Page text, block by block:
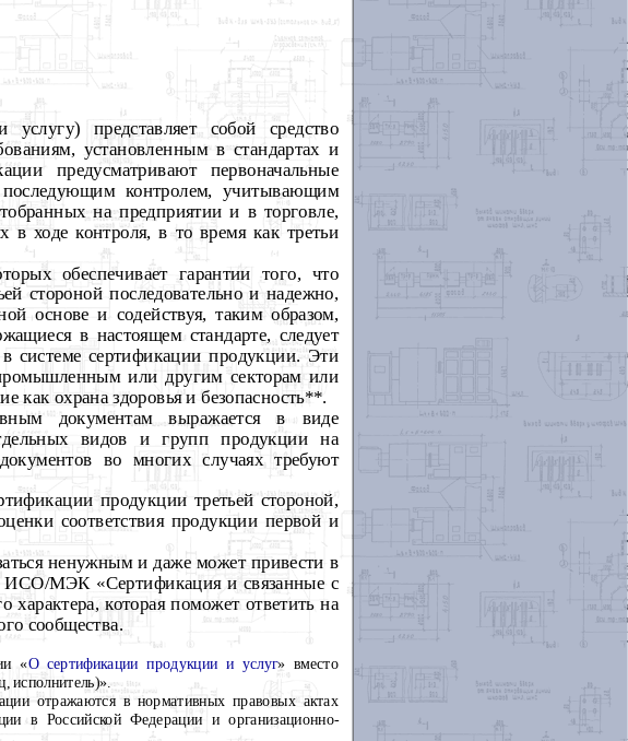
представляет собой средство
установленным в стандартах и
предусматривают первоначальные
контролем, учитывающим
на предприятии и в торговле,
в ходе контроля, в то время как третьи
обеспечивает гарантии того, что
стороной последовательно и надежно,
основе и содействуя, таким образом,
в настоящем стандарте, следует
системе сертификации продукции. Эти
или другим секторам или
как охрана здоровья и безопасность**.
документам выражается в виде
видов и групп продукции на
во многих случаях требуют
продукции третьей стороной,
соответствия продукции первой и
ненужным и даже может привести в
ИСО/МЭК «Сертификация и связанные с
которая поможет ответить на
сообщества.
«О сертификации продукции и услуг» вместо
исполнитель)».
отражаются в нормативных правовых актах
в Российской Федерации и организационно-